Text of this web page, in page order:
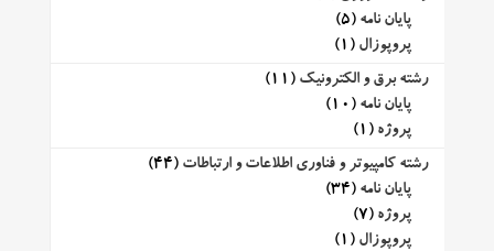
پایان نامه (5)
پروپوزال (1)
رشته برق و الکترونیک (11)
پایان نامه (10)
پروژه (1)
رشته کامپیوتر و فناوری اطلاعات و ارتباطات (44)
پایان نامه (34)
پروژه (7)
پروپوزال (1)